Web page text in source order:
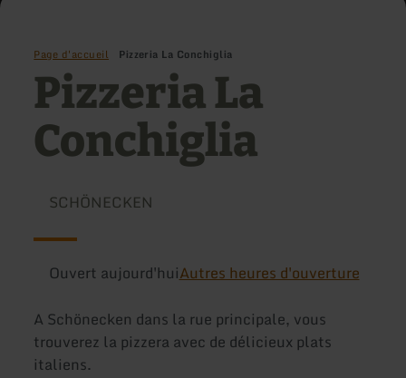
Page d'accueil Pizzeria La Conchiglia
Pizzeria La
Conchiglia
SCHÖNECKEN
Ouvert aujourd'huiAutres heures d'ouverture
A Schönecken dans la rue principale, vous
trouverez la pizzera avec de délicieux plats
italiens.